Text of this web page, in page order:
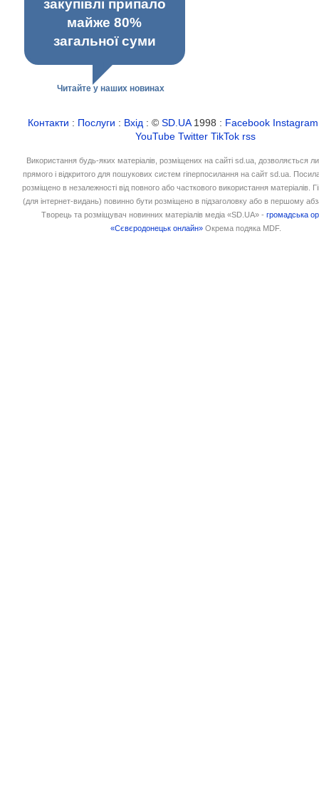
закупівлі припало
майже 80%
загальної суми
Читайте у наших новинах
Контакти : Послуги : Вхід : ©SD.UA1998 : Facebook Instagram
YouTube Twitter TikTok rss
Використання будь-яких матеріалів, розміщених на сайті sd.ua, дозволяється
прямого і відкритого для пошукових систем гіперпосилання на сайт sd.ua.
розміщено в незалежності від повного або часткового використання матеріалів.
(для інтернет-видань) повинно бути розміщено в підзаголовку або в першому
Творець та розміщувач новинних матеріалів медіа «SD.UA» -громадська
«Сєвєродонецьк онлайн» Окрема подяка MDF.